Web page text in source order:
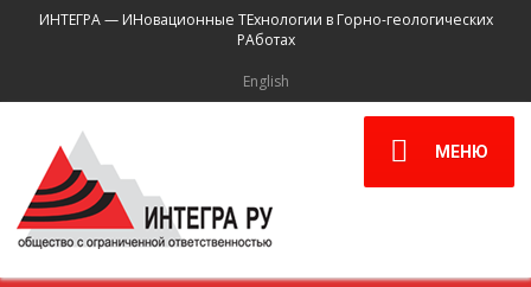
ИНТЕГРА — ИНовационные ТЕхнологии в Горно-геологических
РАботах
English
МЕНЮ